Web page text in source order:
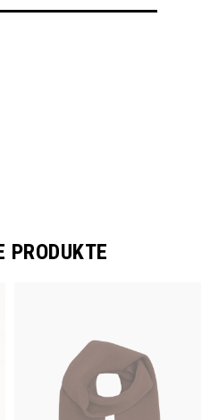
PRODUKTE